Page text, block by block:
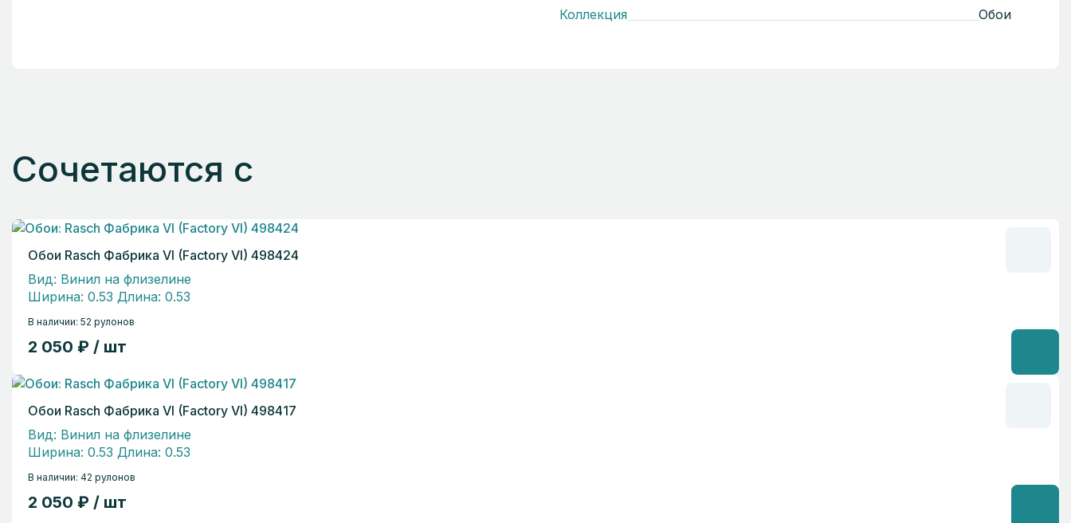
Коллекция
Обои
Сочетаются с
Обои Rasch Фабрика VI (Factory VI) 498424
Вид: Винил на флизелине
Ширина: 0.53 Длина: 0.53
В наличии: 52 рулонов
2 050 ₽ / шт
Обои Rasch Фабрика VI (Factory VI) 498417
Вид: Винил на флизелине
Ширина: 0.53 Длина: 0.53
В наличии: 42 рулонов
2 050 ₽ / шт